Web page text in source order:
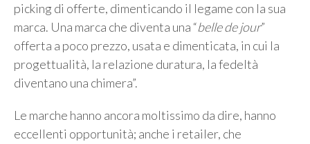
picking di offerte, dimenticando il legame con la sua
marca. Una marca che diventa una “belle de jour”
offerta a poco prezzo, usata e dimenticata, in cui la
progettualità, la relazione duratura, la fedeltà
diventano una chimera”.
Le marche hanno ancora moltissimo da dire, hanno
eccellenti opportunità; anche i retailer, che